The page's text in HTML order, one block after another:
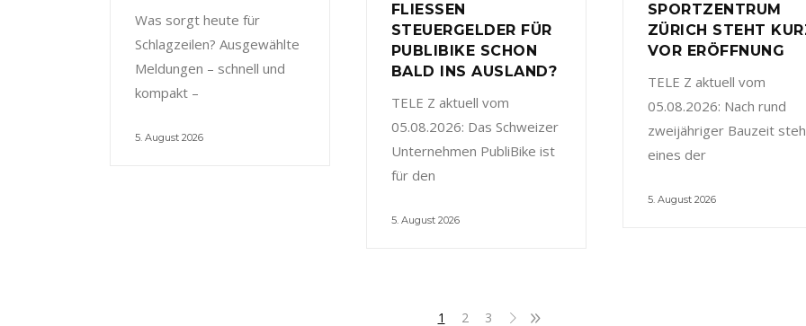
Was sorgt heute für
Schlagzeilen? Ausgewählte
Meldungen – schnell und
kompakt –
5. August 2026
FLIESSEN
STEUERGELDER FÜR
PUBLIBIKE SCHON
BALD INS AUSLAND?
TELE Z aktuell vom
05.08.2026: Das Schweizer
Unternehmen PubliBike ist
für den
5. August 2026
SPORTZENTRUM
ZÜRICH STEHT
VOR ERÖFFNUNG
TELE Z aktuell vom
05.08.2026: Nach rund
zweijähriger Bauzeit
eines der
5. August 2026
1 2 3